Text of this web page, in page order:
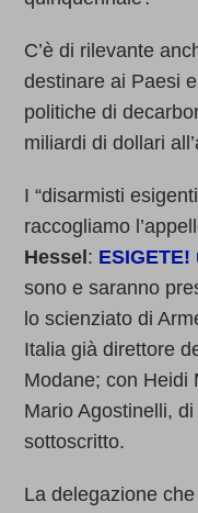
C’è di rilevante
destinare ai Paesi
politiche di
miliardi di dollari
I “disarmisti
raccogliamo
Hessel :
sono e saranno
lo scienziato di
Italia già direttore
Modane; con Heidi
Mario Agostinelli, di
sottoscritto.
La delegazione